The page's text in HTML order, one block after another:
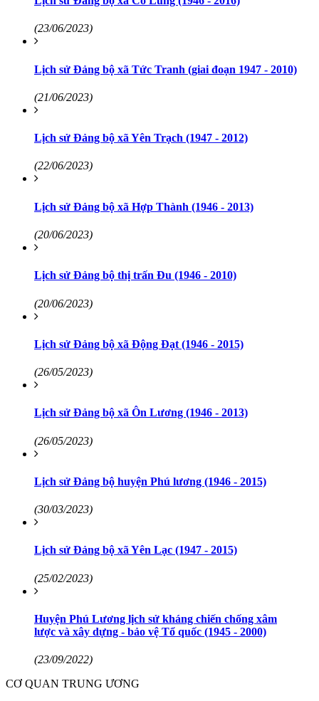
(23/06/2023)
Lịch sử Đảng bộ xã Tức Tranh (giai đoạn 1947 - 2010)
(21/06/2023)
Lịch sử Đảng bộ xã Yên Trạch (1947 - 2012)
(22/06/2023)
Lịch sử Đảng bộ xã Hợp Thành (1946 - 2013)
(20/06/2023)
Lịch sử Đảng bộ thị trấn Đu (1946 - 2010)
(20/06/2023)
Lịch sử Đảng bộ xã Động Đạt (1946 - 2015)
(26/05/2023)
Lịch sử Đảng bộ xã Ôn Lương (1946 - 2013)
(26/05/2023)
Lịch sử Đảng bộ huyện Phú lương (1946 - 2015)
(30/03/2023)
Lịch sử Đảng bộ xã Yên Lạc (1947 - 2015)
(25/02/2023)
Huyện Phú Lương lịch sử kháng chiến chống xâm
lược và xây dựng - bảo vệ Tổ quốc (1945 - 2000)
(23/09/2022)
CƠ QUAN TRUNG ƯƠNG